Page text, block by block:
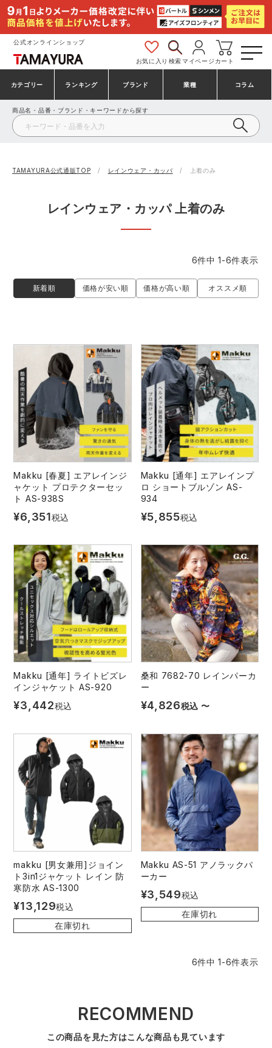
公式オンラインショップ
お気に入り 検索マイページ カート
カテゴリー
安全靴・作業靴
作業着・作業服
アウトドア・スポーツ
ワークスーツ
コンプレッションウェア
作業用ポロシャツ
安全保護具
ヤッケ
作業用小物・アクセサリー
鞄・バッグ
つなぎ
電熱ウェア・ヒートウェア
刺繍・プリント加工対象商品
ランキング
安全靴ランキング
安全靴スニーカーランキング
シューズランキング
アウトドアウェアランキング
つなぎランキング
空調服ランキング
コンプレッションウェアランキング
作業用ポロシャツランキング
レインウェアランキング
アイズフロンティア ランキング
TSDESIGN ランキング
コーコス ランキング
アイトス ランキング
ジーベック ランキング
ネーム刺繍・プリント加工対象商品
作業着
ニット
ファン付きウェア
防寒
ブランド
アシックス
プーマ コンバース（CONVERSE）
バートル
クロダルマ 桑和
山田辰 クレヒフク
おたふく手袋 マック
住商モンブラン ボンマックス
GUSH FORCE CUP
シンメン 日進ゴム
ハイパーV 丸五
ムービンカット グラディエーター
ニオイクリア タカヤ商事
エアークラフト 自重堂
サーヴォ セロリー 大阪支店
アタックベース サンエス
中塚被服 イーブンリバー
スターライト工業 東洋物産工業
藤井電工
福山ゴム工業
業種
建設・建築作業服
製造・工場作業服
鉄鋼・機械作業服
配達・営業作業服
自動車整備士作業服
DIY・日曜大工作業服
飲食店ユニフォーム
運送・倉庫作業服
夜間・高視認性安全服
医療白衣・介護服
コラム
商品名・品番・ブランド・キーワードから探す
TAMAYURA公式通販TOP レインウェア・カッパ 上着のみ
レインウェア・カッパ 上着のみ
新着順 価格が安い順 価格が高い順 オススメ順
6件中 1-6件表示
Makku [春夏] エアレインジ
ャケット プロテクターセッ
ト AS-938S
¥6,351税込
Makku [通年] エアレインプ
ロ ショートブルゾン AS-
934
¥5,855税込
Makku [通年] ライトビズレ
インジャケット AS-920
¥3,442税込
桑和 7682-70 レインパーカ
ー
¥4,826税込 〜
makku [男女兼用]ジョイン
ト3in1ジャケット レイン 防
寒防水 AS-1300
¥13,129税込
在庫切れ
Makku AS-51 アノラックパ
ーカー
¥3,549税込
在庫切れ
6件中 1-6件表示
RECOMMEND
この商品を見た方はこんな商品も見ています